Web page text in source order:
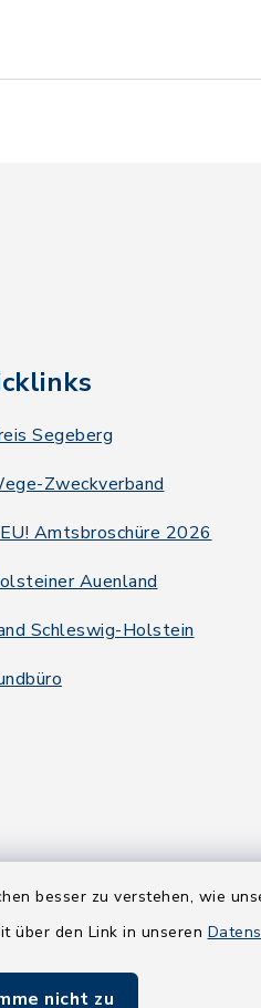
besser zu verstehen, wie
über den Link in unseren
nicht zu
Segeberg
Zweckverband
Amtsbroschüre 2026
Auenland
Schleswig-Holstein